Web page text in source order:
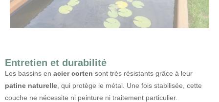
Entretien et durabilité
Les bassins en acier corten sont très résistants grâce à leur
patine naturelle , qui protège le métal. Une fois stabilisée, cette
couche ne nécessite ni peinture ni traitement particulier.